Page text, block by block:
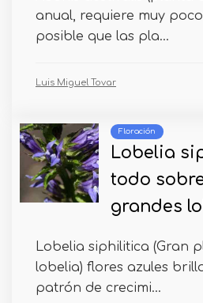
anual, requiere muy
posible que las pla...
Luis Miguel Tovar
Floración
Lobelia
todo
grandes
Lobelia siphilitica (Gran
lobelia) flores azules
patrón de crecimi...